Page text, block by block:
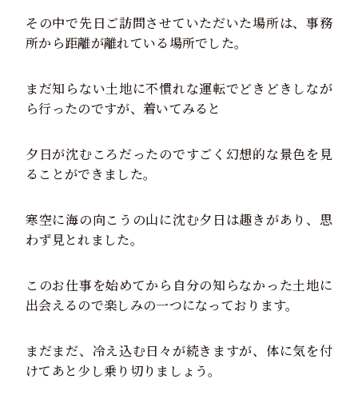
その中で先日ご訪問させていただいた場所は、事務
所から距離が離れている場所でした。
まだ知らない土地に不慣れな運転でどきどきしなが
ら行ったのですが、着いてみると
夕日が沈むころだったのですごく幻想的な景色を見
ることができました。
寒空に海の向こうの山に沈む夕日は趣きがあり、思
わず見とれました。
このお仕事を始めてから自分の知らなかった土地に
出会えるので楽しみの一つになっております。
まだまだ、冷え込む日々が続きますが、体に気を付
けてあと少し乗り切りましょう。